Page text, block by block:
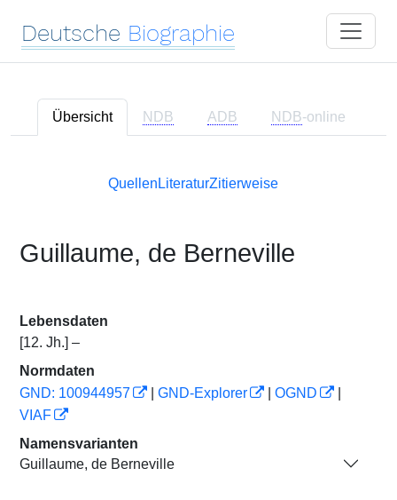
Deutsche Biographie
Übersicht NDB ADB NDB-online
Quellen LiteraturZitierweise
Guillaume, de Berneville
Lebensdaten
[12. Jh.] –
Normdaten
GND: 100944957
GND-Explorer OGND
VIAF
Namensvarianten
Guillaume, de Berneville